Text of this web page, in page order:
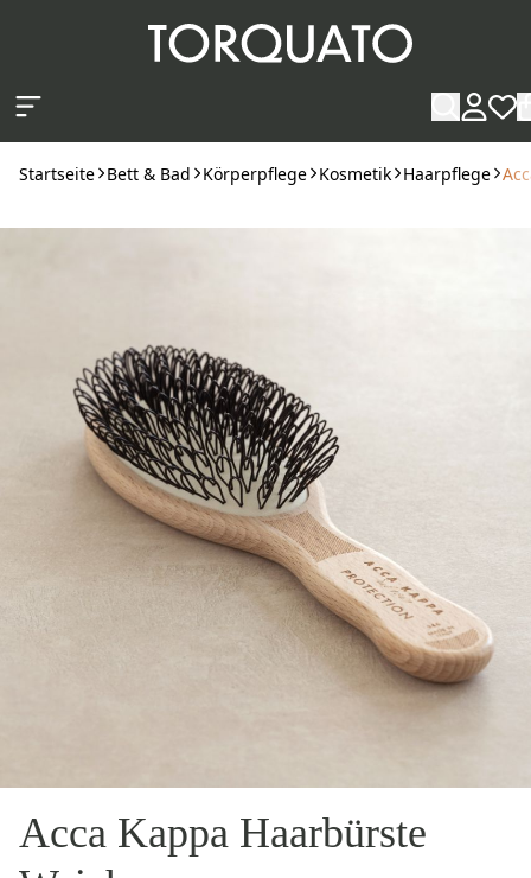
Startseite Bett & Bad Körperpflege Kosmetik Haarpflege
Acca Kappa Haarbürste